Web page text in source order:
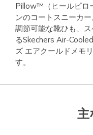
Pillow™（ヒールピロ
ンのコートスニーカ
調節可能な靴ひも、
るSkechers Air-
ズ エアクールドメモ
す。
主